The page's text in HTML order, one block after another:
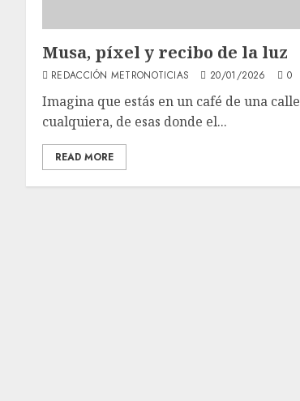
Musa, píxel y recibo de la luz
REDACCIÓN METRONOTICIAS 20/01/2026 0
Imagina que estás en un café de una calle
cualquiera, de esas donde el...
READ MORE